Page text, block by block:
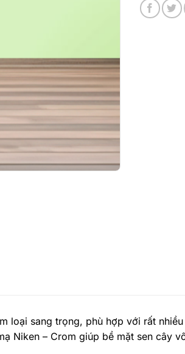
loại sang trọng, phù hợp với rất
Niken – Crom giúp bề mặt sen cây